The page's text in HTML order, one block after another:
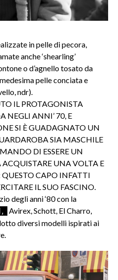
in pelle di pecora,
anche ‘shearling’
o d’agnello tosato da
pelle conciata e
ndr).
IL PROTAGONISTA
NEGLI ANNI’ 70, E
SI È GUADAGNATO UN
SIA MASCHILE
DI ESSERE UN
ACQUISTARE UNA VOLTA E
QUESTO CAPO INFATTI
IL SUO FASCINO.
degli anni ‘80 con la
Avirex, Schott, El Charro,
diversi modelli ispirati ai